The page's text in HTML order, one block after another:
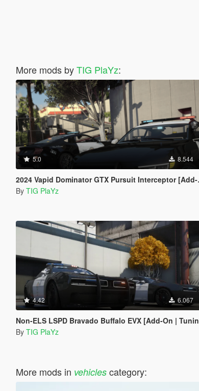
More mods byTIG PlaYz:
5.0 8.544
2024 Vapid Dominator GTX Pursuit Interceptor [Add-On / FiveM | Tuning | LODs]
By TIG PlaYz
4.42 6.067
Non-ELS LSPD Bravado Buffalo EVX [Add-On | Tuning | FiveM | LODs]
By TIG PlaYz
More mods in vehiclescategory: